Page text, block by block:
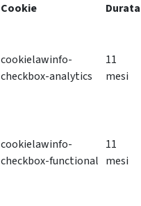
Cookie
Durata
cookielawinfo-
checkbox-analytics
11
mesi
cookielawinfo-
checkbox-functional
11
mesi